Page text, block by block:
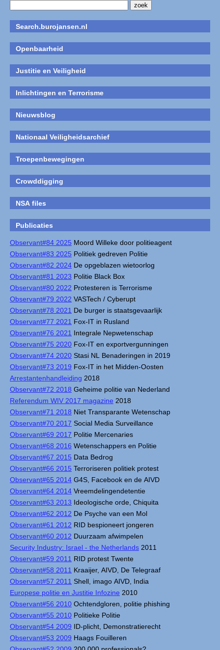
Search.burojansen.nl
Openbaarheid
Justitie en Veiligheid
Inlichtingen en Terrorisme
Nieuwsblog
Nationaal Veiligheidsarchief
Troepenbewegingen
Crowddigging
NSA files
Publicaties
Observant#84 2025 Moord Willeke door politieagent
Observant#83 2025 Politiek gedreven Politie
Observant#82 2024 De opgeblazen wietoorlog
Observant#81 2023 Politie Black Box
Observant#80 2022 Protesteren is Terrorisme
Observant#79 2022 VASTech / Cyberupt
Observant#78 2021 De burger is staatsgevaarlijk
Observant#77 2021 Fox-IT in Rusland
Observant#76 2021 Integrale Nepwetenschap
Observant#75 2020 Fox-IT en exportvergunningen
Observant#74 2020 Stasi NL Benaderingen in 2019
Observant#73 2019 Fox-IT in het Midden-Oosten
Arrestantenhandleiding 2018
Observant#72 2018 Geheime politie van Nederland
Referendum WIV 2017 magazine 2018
Observant#71 2018 Niet Transparante Wetenschap
Observant#70 2017 Social Media Surveillance
Observant#69 2017 Politie Mercenaries
Observant#68 2016 Wetenschappers en Politie
Observant#67 2015 Data Bedrog
Observant#66 2015 Terroriseren politiek protest
Observant#65 2014 G4S, Facebook en de AIVD
Observant#64 2014 Vreemdelingendetentie
Observant#63 2013 Ideologische orde, Chiquita
Observant#62 2012 De Psyche van een Mol
Observant#61 2012 RID bespioneert jongeren
Observant#60 2012 Duurzaam afwimpelen
Security Industry: Israel - the Netherlands 2011
Observant#59 2011 RID protest Twente
Observant#58 2011 Kraaijer, AIVD, De Telegraaf
Observant#57 2011 Shell, imago AIVD, India
Europese politie en Justitie Infozine 2010
Observant#56 2010 Ochtendgloren, politie phishing
Observant#55 2010 Politieke Politie
Observant#54 2009 ID-plicht, Demonstratierecht
Observant#53 2009 Haags Fouilleren